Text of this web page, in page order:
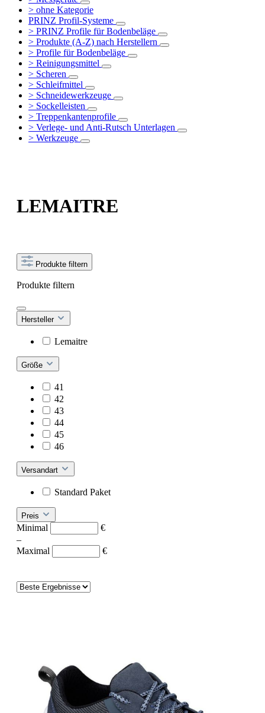
> ohne Kategorie
PRINZ Profil-Systeme
> PRINZ Profile für Bodenbeläge
> Produkte (A-Z) nach Herstellern
> Profile für Bodenbeläge
> Reinigungsmittel
> Scheren
> Schleifmittel
> Schneidewerkzeuge
> Sockelleisten
> Treppenkantenprofile
> Verlege- und Anti-Rutsch Unterlagen
> Werkzeuge
LEMAITRE
Produkte filtern
Produkte filtern
Hersteller
Lemaitre
Größe
41
42
43
44
45
46
Versandart
Standard Paket
Preis
Minimal
€
–
Maximal
€